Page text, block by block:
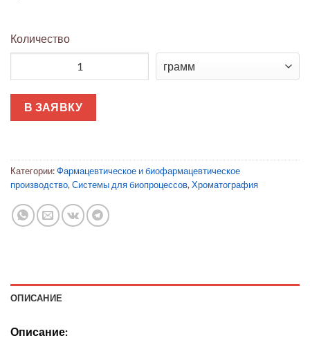
Количество
В ЗАЯВКУ
Категории:Фармацевтическое и биофармацевтическое
производство, Системы для биопроцессов, Хроматография
ОПИСАНИЕ
Описание: